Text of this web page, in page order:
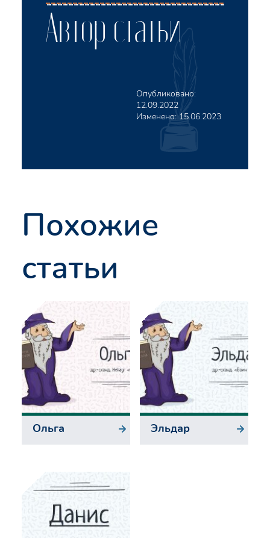
Автор статьи
Опубликовано:
12.09.2022
Изменено:15.06.2023
Похожие
статьи
Ольга Эльдар